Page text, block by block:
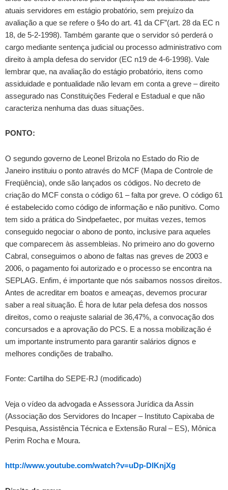
atuais servidores em estágio probatório, sem prejuízo da
avaliação a que se refere o §4o do art. 41 da CF”(art. 28 da EC n
18, de 5-2-1998). Também garante que o servidor só perderá o
cargo mediante sentença judicial ou processo administrativo com
direito à ampla defesa do servidor (EC n19 de 4-6-1998). Vale
lembrar que, na avaliação do estágio probatório, itens como
assiduidade e pontualidade não levam em conta a greve – direito
assegurado nas Constituições Federal e Estadual e que não
caracteriza nenhuma das duas situações.
PONTO:
O segundo governo de Leonel Brizola no Estado do Rio de
Janeiro instituiu o ponto através do MCF (Mapa de Controle de
Freqüência), onde são lançados os códigos. No decreto de
criação do MCF consta o código 61 – falta por greve. O código 61
é estabelecido como código de informação e não punitivo. Como
tem sido a prática do Sindpefaetec, por muitas vezes, temos
conseguido negociar o abono de ponto, inclusive para aqueles
que comparecem às assembleias. No primeiro ano do governo
Cabral, conseguimos o abono de faltas nas greves de 2003 e
2006, o pagamento foi autorizado e o processo se encontra na
SEPLAG. Enfim, é importante que nós saibamos nossos direitos.
Antes de acreditar em boatos e ameaças, devemos procurar
saber a real situação. É hora de lutar pela defesa dos nossos
direitos, como o reajuste salarial de 36,47%, a convocação dos
concursados e a aprovação do PCS. E a nossa mobilização é
um importante instrumento para garantir salários dignos e
melhores condições de trabalho.
Fonte: Cartilha do SEPE-RJ (modificado)
Veja o vídeo da advogada e Assessora Jurídica da Assin
(Associação dos Servidores do Incaper – Instituto Capixaba de
Pesquisa, Assistência Técnica e Extensão Rural – ES), Mônica
Perim Rocha e Moura.
http://www.youtube.com/watch?v=uDp-DlKnjXg